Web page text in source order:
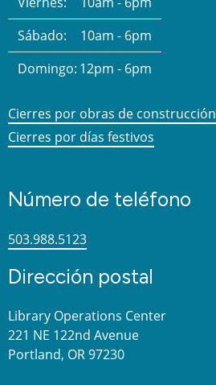
Sábado:
10am - 6pm
Domingo: 12pm - 6pm
Cierres por obras de construcción
Cierres por días festivos
Número de teléfono
503.988.5123
Dirección postal
Library Operations Center
221 NE 122nd Avenue
Portland, OR 97230